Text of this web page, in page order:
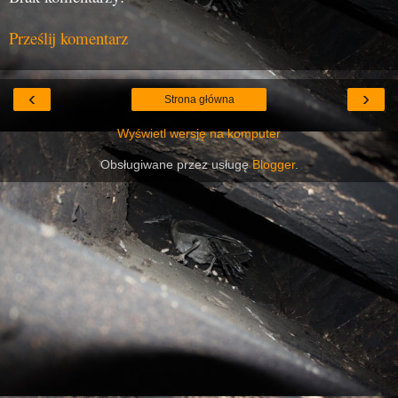
Prześlij komentarz
‹ ›
Strona główna
Wyświetl wersję na komputer
Obsługiwane przez usługęBlogger.